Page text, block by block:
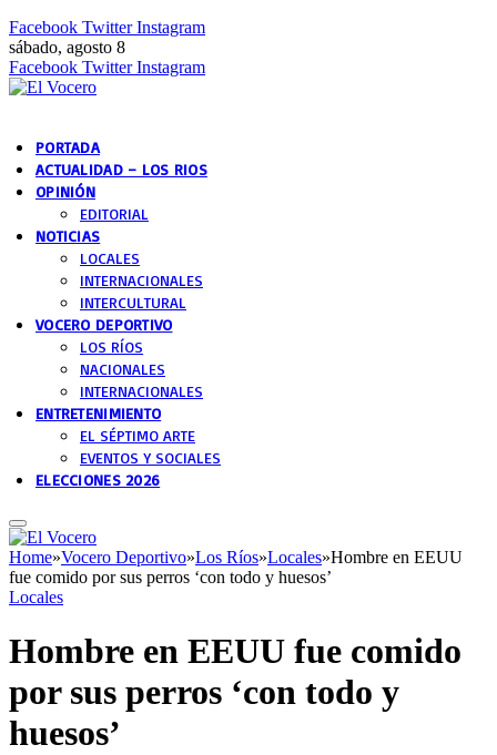
Facebook Twitter Instagram
sábado, agosto 8
Facebook Twitter Instagram
PORTADA
ACTUALIDAD – LOS RIOS
OPINIÓN
EDITORIAL
NOTICIAS
LOCALES
INTERNACIONALES
INTERCULTURAL
VOCERO DEPORTIVO
LOS RÍOS
NACIONALES
INTERNACIONALES
ENTRETENIMIENTO
EL SÉPTIMO ARTE
EVENTOS Y SOCIALES
ELECCIONES 2026
Home»Vocero Deportivo»Los Ríos»Locales»Hombre en EEUU
fue comido por sus perros ‘con todo y huesos’
Locales
Hombre en EEUU fue comido
por sus perros ‘con todo y
huesos’